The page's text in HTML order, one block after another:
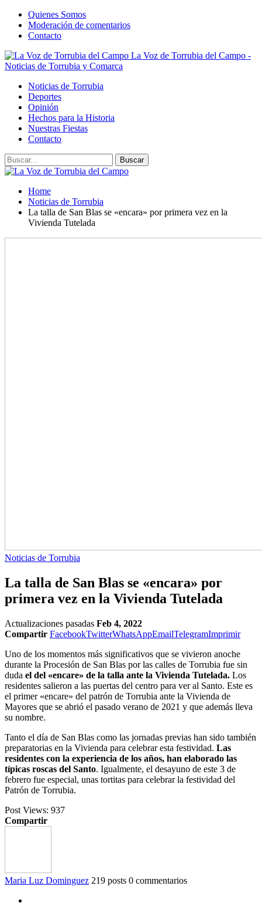
Quienes Somos
Moderación de comentarios
Contacto
La Voz de Torrubia del Campo -
Noticias de Torrubia y Comarca
Noticias de Torrubia
Deportes
Opinión
Hechos para la Historia
Nuestras Fiestas
Contacto
Home
Noticias de Torrubia
La talla de San Blas se «encara» por primera vez en la
Vivienda Tutelada
Noticias de Torrubia
La talla de San Blas se «encara» por
primera vez en la Vivienda Tutelada
Actualizaciones pasadas Feb 4, 2022
Compartir FacebookTwitterWhatsAppEmailTelegramImprimir
Uno de los momentos más significativos que se vivieron anoche
durante la Procesión de San Blas por las calles de Torrubia fue sin
duda el del «encare» de la talla ante la Vivienda Tutelada. Los
residentes salieron a las puertas del centro para ver al Santo. Este es
el primer «encare» del patrón de Torrubia ante la Vivienda de
Mayores que se abrió el pasado verano de 2021 y que además lleva
su nombre.
Tanto el día de San Blas como las jornadas previas han sido también
preparatorias en la Vivienda para celebrar esta festividad. Las
residentes con la experiencia de los años, han elaborado las
típicas roscas del Santo. Igualmente, el desayuno de este 3 de
febrero fue especial, unas tortitas para celebrar la festividad del
Patrón de Torrubia.
Post Views: 937
Compartir
Maria Luz Dominguez 219 posts 0 commentarios